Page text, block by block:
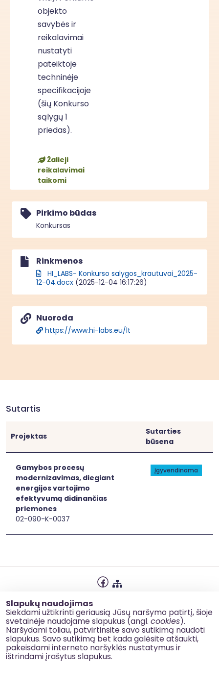
Slapukų naudojimas
Siekdami užtikrinti geriausią Jūsų naršymo patirtį, šioje
svetainėje naudojame slapukus (angl. cookies).
Naršydami toliau, patvirtinsite savo sutikimą naudoti
slapukus. Savo sutikimą bet kada galėsite atšaukti,
pakeisdami interneto naršyklės nustatymus ir
ištrindami įrašytus slapukus.
objekto
savybės ir
reikalavimai
nustatyti
pateiktoje
techninėje
specifikacijoje
(šių Konkurso
sąlygų 1
priedas).
Žalieji
reikalavimai
taikomi
Pirkimo būdas
Konkursas
Rinkmenos
HI_LABS- Konkurso salygos_krautuvai_2025-
12-04.docx (2025-12-04 16:17:26)
Nuoroda
https://www.hi-labs.eu/lt
Sutartis
Projektas
Sutarties
būsena
[[link]]
Gamybos procesų
modernizavimas, diegiant
energijos vartojimo
efektyvumą didinančias
priemones
02-090-K-0037
[[link]]
Įgyvendinama
Slapukų naudojimas
Korupcijos prevencija
Kontaktai